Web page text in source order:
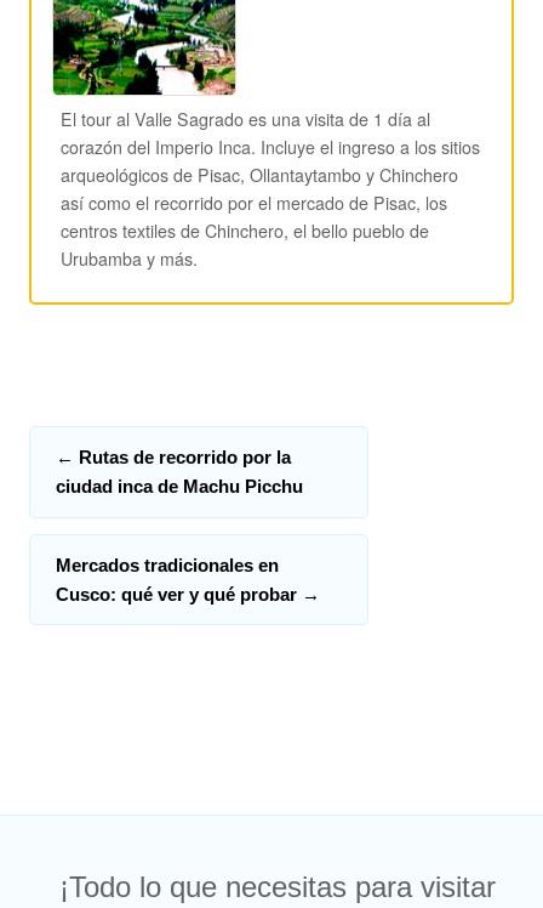
El tour al Valle Sagrado es una visita de 1 día al
corazón del Imperio Inca. Incluye el ingreso a los sitios
arqueológicos de Pisac, Ollantaytambo y Chinchero
así como el recorrido por el mercado de Pisac, los
centros textiles de Chinchero, el bello pueblo de
Urubamba y más.
← Rutas de recorrido por la
ciudad inca de Machu Picchu
Mercados tradicionales en
Cusco: qué ver y qué probar →
¡Todo lo que necesitas para visitar